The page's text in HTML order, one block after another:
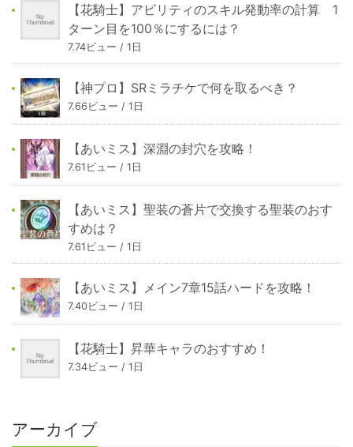
【花騎士】アビリティのスキル発動率の計算 1
ターン目を100％にするには？
7.74ビュー / 1日
【神プロ】SRミラチケで何を取るべき？
7.66ビュー / 1日
【あいミス】深淵の封穴を攻略！
7.61ビュー / 1日
【あいミス】聖装の蒼片で交換する聖装のおす
すめは？
7.61ビュー / 1日
【あいミス】メイン7章15話ハードを攻略！
7.40ビュー / 1日
【花騎士】昇華キャラのおすすめ！
7.34ビュー / 1日
アーカイブ